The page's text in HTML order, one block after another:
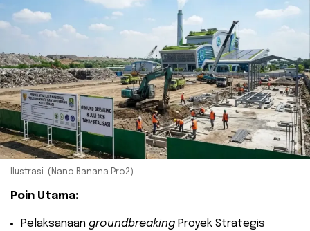
Ilustrasi. (Nano Banana Pro2)
Poin Utama:
​Pelaksanaan groundbreaking Proyek Strategis